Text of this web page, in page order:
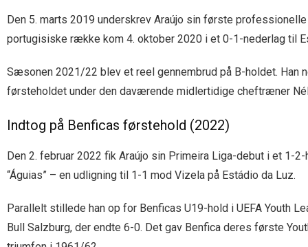
Den 5. marts 2019 underskrev Araújo sin første
portugisiske række kom 4. oktober 2020 i et 0-1-nederlag til
Sæsonen 2021/22 blev et reel gennembrud på B-holdet. Han
førsteholdet under den daværende midlertidige cheftræner
Indtog på Benficas førstehold (2022)
Den 2. februar 2022 fik Araújo sin Primeira Liga-debut i et 1-
“Águias” – en udligning til 1-1 mod Vizela på Estádio da Luz.
Parallelt stillede han op for Benficas U19-hold i UEFA Youth
Bull Salzburg, der endte 6-0. Det gav Benfica deres første